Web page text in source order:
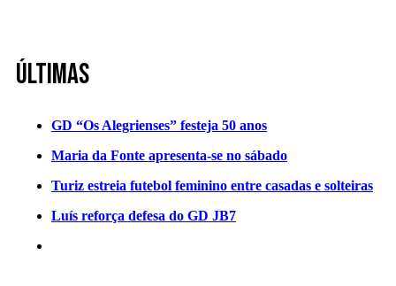
Últimas
GD “Os Alegrienses” festeja 50 anos
Maria da Fonte apresenta-se no sábado
Turiz estreia futebol feminino entre casadas e solteiras
Luís reforça defesa do GD JB7